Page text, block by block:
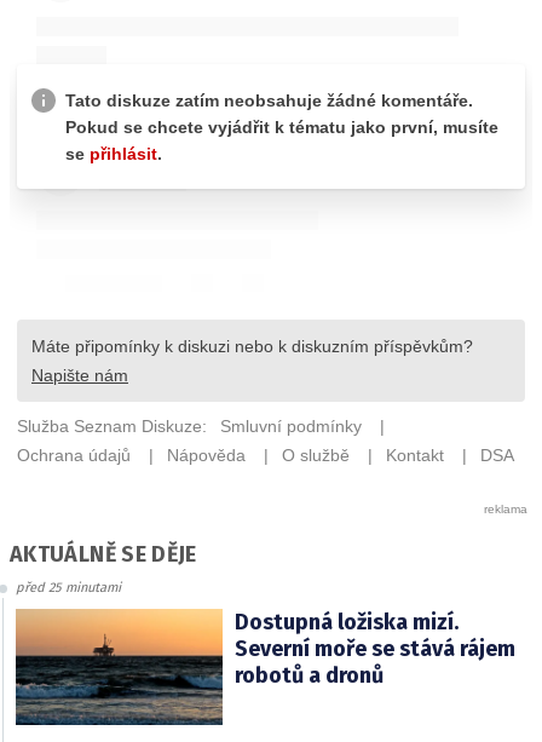
AKTUÁLNĚ SE DĚJE
před 25 minutami
Dostupná ložiska mizí.
Severní moře se stává rájem
robotů a dronů